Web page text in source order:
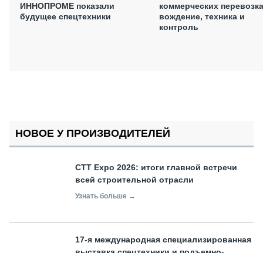
ИННОПРОМЕ показали
будущее спецтехники
коммерческих
вождение, техника и
контроль
НОВОЕ У ПРОИЗВОДИТЕЛЕЙ
СТТ Expo 2026: итоги главной встречи
всей строительной отрасли
Узнать больше →
17-я международная специализированная